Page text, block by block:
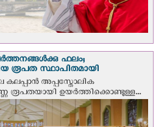
ഫലം;
രൂപത സ്ഥാപിതമായി
കലപ്പാൻ അപ്പസ്തോലിക
രൂപതയായി ഉയർത്തിക്കൊണ്ടുള്ള...